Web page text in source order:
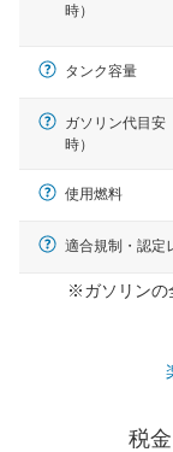
時）
タンク容量
ガソリン代目安
時）
使用燃料
適合規制・認定
※ガソリンの
税